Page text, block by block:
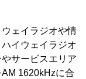
ェイラジオや情
イウェイラジオ
サービスエリア
1620kHzに合